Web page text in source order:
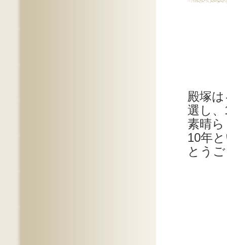
殿塚
選し
素晴
10年
とう